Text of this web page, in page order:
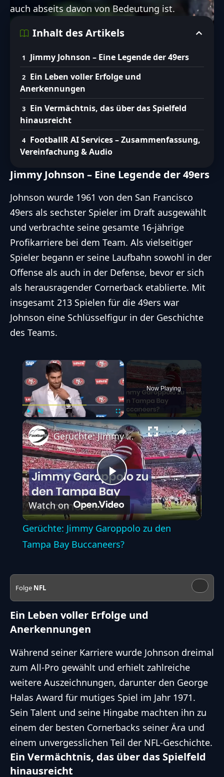
auch abseits davon von Bedeutung ist.
Inhalt des Artikels
Jimmy Johnson – Eine Legende der 49ers
Ein Leben voller Erfolge und
Anerkennungen
Ein Vermächtnis, das über das Spielfeld
hinausreicht
FootballR AI Services – Zusammenfassung,
Vereinfachung & Audio
Jimmy Johnson – Eine Legende der 49ers
Johnson wurde 1961 von den San Francisco
49ers als sechster Spieler im Draft ausgewählt
und verbrachte seine gesamte 16-jährige
Profikarriere bei dem Team. Als vielseitiger
Spieler begann er seine Laufbahn sowohl in der
Offense als auch in der Defense, bevor er sich
als herausragender Cornerback etablierte. Mit
insgesamt 213 Spielen für die 49ers war
Johnson eine Schlüsselfigur in der Geschichte
des Teams.
×
Play Unmute Fullscreen
Now Playing
Play
Video
Gerüchte: Jimmy Garoppolo zu den Tampa Bay Buccaneers?
Watch on
Gerüchte: Jimmy Garoppolo zu den
Tampa Bay Buccaneers?
Folge NFL
Ein Leben voller Erfolge und
Anerkennungen
Während seiner Karriere wurde Johnson dreimal
zum All-Pro gewählt und erhielt zahlreiche
weitere Auszeichnungen, darunter den George
Halas Award für mutiges Spiel im Jahr 1971.
Sein Talent und seine Hingabe machten ihn zu
einem der besten Cornerbacks seiner Ära und
einem unvergesslichen Teil der NFL-Geschichte.
Ein Vermächtnis, das über das Spielfeld
hinausreicht